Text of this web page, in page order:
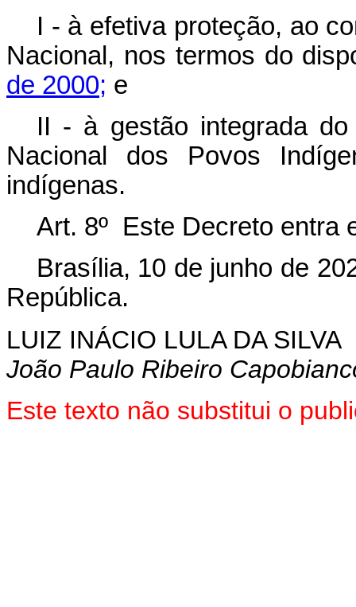
I - à efetiva proteção, ao
Nacional, nos termos do
de 2000; e
II - à gestão integrada
Nacional dos Povos
indígenas.
Art. 8º Este Decreto entra
Brasília, 10 de junho de
República.
LUIZ INÁCIO LULA DA SILVA
João Paulo Ribeiro
Este texto não substitui o